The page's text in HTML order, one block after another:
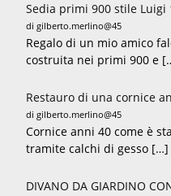
Sedia primi 900 stile Luigi
di gilberto.merlino@45
Regalo di un mio amico
costruita nei primi 900 e
Restauro di una cornice
di gilberto.merlino@45
Cornice anni 40 come è
tramite calchi di gesso […]
DIVANO DA GIARDINO